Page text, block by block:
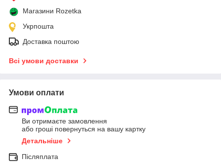
Магазини Rozetka
Укрпошта
Доставка поштою
Всі умови доставки
Умови оплати
Ви отримаєте замовлення
або гроші повернуться на вашу картку
Детальніше
Післяплата